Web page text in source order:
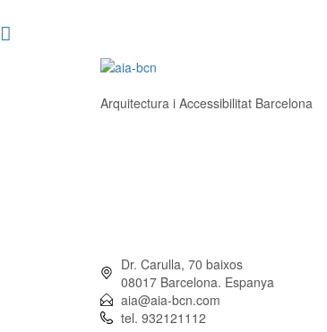
Arquitectura i Accessibilitat Barcelona
Dr. Carulla, 70 baixos
08017 Barcelona. Espanya
aia@aia-bcn.com
tel. 932121112